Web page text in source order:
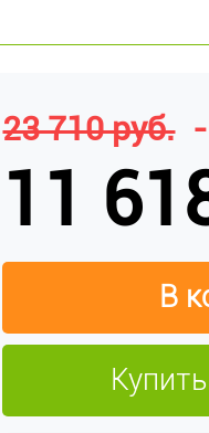
23 710 руб.
11
В